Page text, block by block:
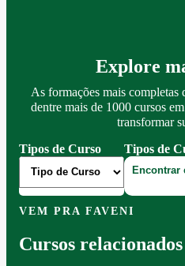
Explore
As formações mais completas
dentre mais de 1000 cursos
transformar
Tipos de Curso
Tipos de
VEM PRA FAVENI
Cursos relacionados